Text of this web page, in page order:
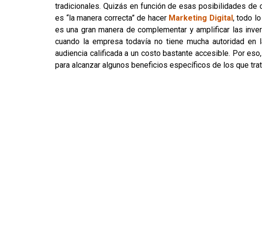
tradicionales. Quizás en función de esas posibilidades
es “la manera correcta” de hacer Marketing Digital , todo
es una gran manera de complementar y amplificar las
cuando la empresa todavía no tiene mucha autoridad
audiencia calificada a un costo bastante accesible. Por
para alcanzar algunos beneficios específicos de los que